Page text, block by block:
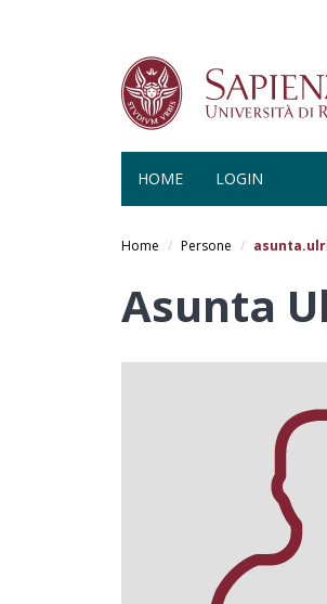
HOME LOGIN
Home Persone
Asunta